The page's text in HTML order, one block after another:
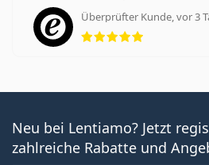
Überprüfter Kunde, vor 3
Bewertung
Neu bei Lentiamo? Jetzt
zahlreiche Rabatte und